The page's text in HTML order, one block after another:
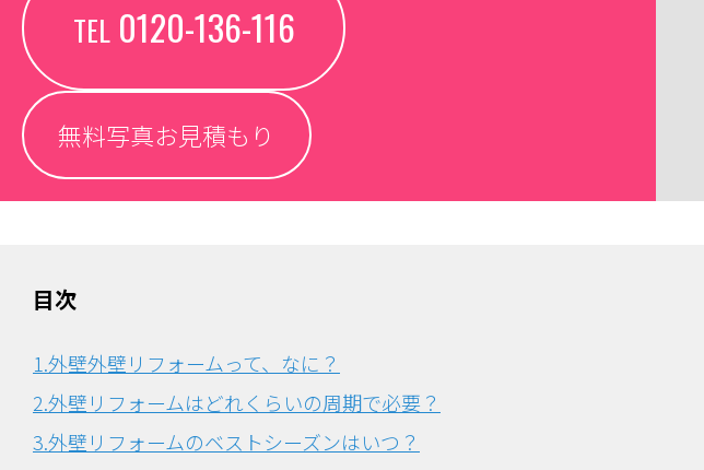
TEL0120-136-116
無料写真お見積もり
目次
1.外壁外壁リフォームって、なに？
2.外壁リフォームはどれくらいの周期で必要？
3.外壁リフォームのベストシーズンはいつ？